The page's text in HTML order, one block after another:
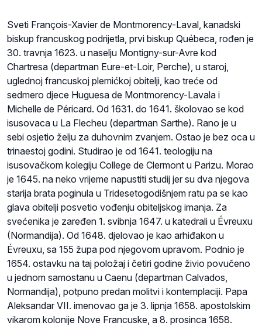
Sveti François-Xavier de Montmorency-Laval, kanadski
biskup francuskog podrijetla, prvi biskup Québeca, rođen je
30. travnja 1623. u naselju Montigny-sur-Avre kod
Chartresa (departman Eure-et-Loir, Perche), u staroj,
uglednoj francuskoj plemićkoj obitelji, kao treće od
sedmero djece Huguesa de Montmorency-Lavala i
Michelle de Péricard. Od 1631. do 1641. školovao se kod
isusovaca u La Flecheu (departman Sarthe). Rano je u
sebi osjetio želju za duhovnim zvanjem. Ostao je bez oca u
trinaestoj godini. Studirao je od 1641. teologiju na
isusovačkom kolegiju College de Clermont u Parizu. Morao
je 1645. na neko vrijeme napustiti studij jer su dva njegova
starija brata poginula u Tridesetogodišnjem ratu pa se kao
glava obitelji posvetio vođenju obiteljskog imanja. Za
svećenika je zaređen 1. svibnja 1647. u katedrali u Évreuxu
(Normandija). Od 1648. djelovao je kao arhiđakon u
Évreuxu, sa 155 župa pod njegovom upravom. Podnio je
1654. ostavku na taj položaj i četiri godine živio povučeno
u jednom samostanu u Caenu (departman Calvados,
Normandija), potpuno predan molitvi i kontemplaciji. Papa
Aleksandar VII. imenovao ga je 3. lipnja 1658. apostolskim
vikarom kolonije Nove Francuske, a 8. prosinca 1658.